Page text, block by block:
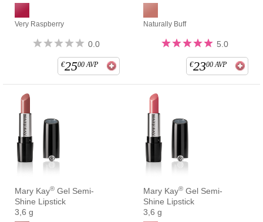
Very Raspberry
0.0
€2500 AVP
Naturally Buff
5.0
€2300 AVP
Mary Kay® Gel Semi-
Shine Lipstick
3,6 g
Mary Kay® Gel Semi-
Shine Lipstick
3,6 g